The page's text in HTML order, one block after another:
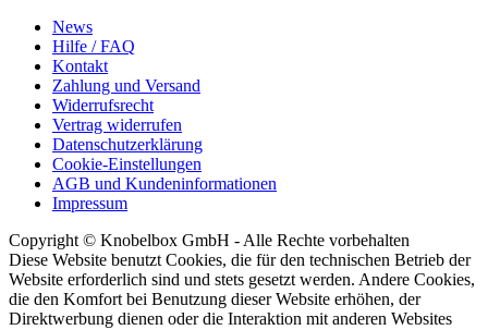
News
Hilfe / FAQ
Kontakt
Zahlung und Versand
Widerrufsrecht
Vertrag widerrufen
Datenschutzerklärung
Cookie-Einstellungen
AGB und Kundeninformationen
Impressum
Copyright © Knobelbox GmbH - Alle Rechte vorbehalten
Diese Website benutzt Cookies, die für den technischen Betrieb der
Website erforderlich sind und stets gesetzt werden. Andere Cookies,
die den Komfort bei Benutzung dieser Website erhöhen, der
Direktwerbung dienen oder die Interaktion mit anderen Websites